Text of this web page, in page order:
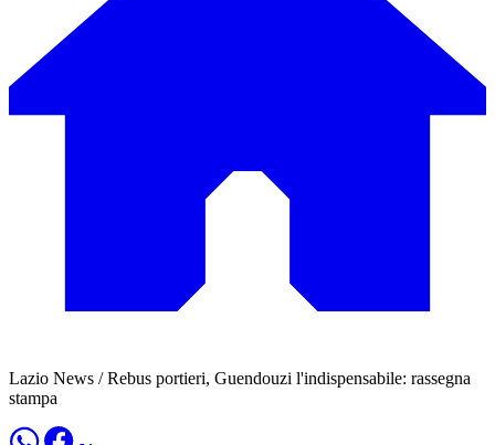
Lazio News / Rebus portieri, Guendouzi l'indispensabile: rassegna
stampa